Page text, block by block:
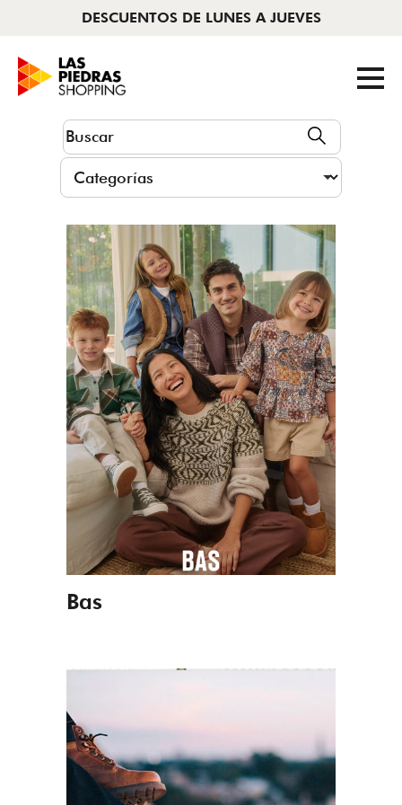
DESCUENTOS DE LUNES A JUEVES
AHORA CERRADO | 11 A 22HS
Tiendas
Cine
Novedades
Programas
Colectivos
Servicios
Bas